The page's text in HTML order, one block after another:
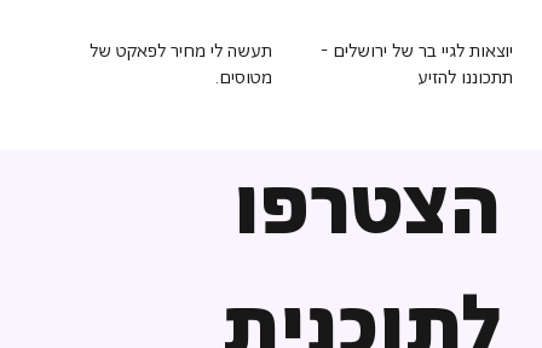
הצטרפו
יוצאות לגיי בר של ירושלים -
תתכוננו להזיע
תעשה לי מחיר לפאקט של
מטוסים.